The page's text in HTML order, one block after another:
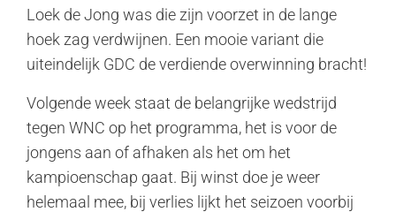
Loek de Jong was die zijn voorzet in de lange
hoek zag verdwijnen. Een mooie variant die
uiteindelijk GDC de verdiende overwinning bracht!
Volgende week staat de belangrijke wedstrijd
tegen WNC op het programma, het is voor de
jongens aan of afhaken als het om het
kampioenschap gaat. Bij winst doe je weer
helemaal mee, bij verlies lijkt het seizoen voorbij